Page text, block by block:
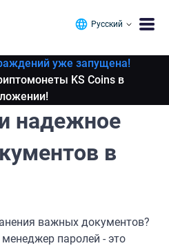
Русский
уже запущена!
KS Coins в
надежное
в
важных документов?
паролей - это